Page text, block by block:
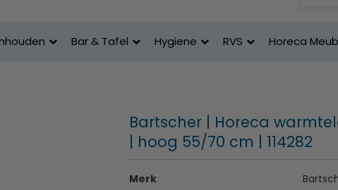
Bar & Tafel Hygiene RVS Horeca
Bartscher | Horeca
| hoog 55/70 cm | 114282
Merk